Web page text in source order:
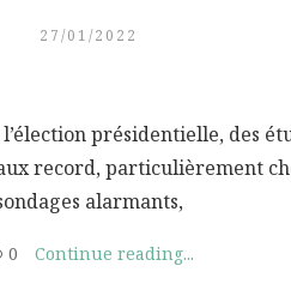
27/01/2022
présidentielle, des
record, particulièrement
alarmants,
0 Continue reading...